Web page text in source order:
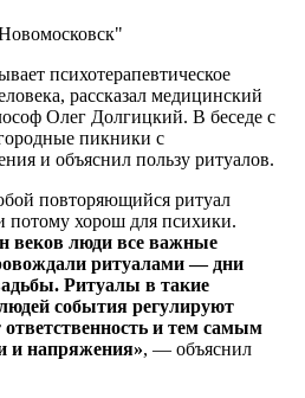
психотерапевтическое
рассказал медицинский
Олег Долгицкий. В беседе с
пикники с
и объяснил пользу ритуалов.
повторяющийся ритуал
потому хорош для психики.
веков люди все важные
ритуалами — дни
Ритуалы в такие
события регулируют
ответственность и тем самым
и напряжения», — объяснил